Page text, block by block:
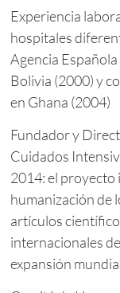
Experiencia
hospitales
Agencia
Bolivia (2000) y
en Ghana (2004)
Fundador y
Cuidados
2014: el proyecto
humanización de
artículos
internacionales
expansión